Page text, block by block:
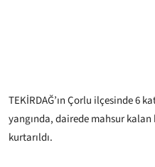
TEKİRDAĞ’ın Çorlu ilçesinde 6
yangında, dairede mahsur
kurtarıldı.